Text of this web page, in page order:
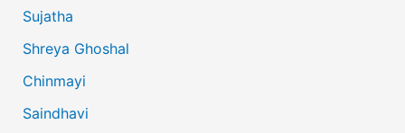
Sujatha
Shreya Ghoshal
Chinmayi
Saindhavi